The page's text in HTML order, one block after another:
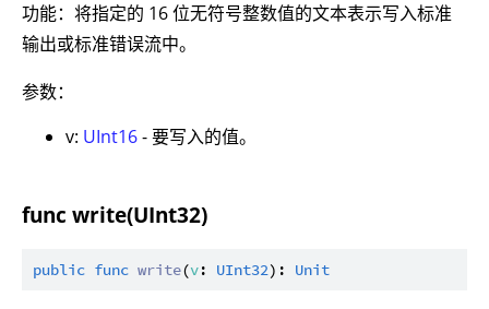
功能：将指定的 16 位无符号整数值的文本表示写入标准
输出或标准错误流中。
参数：
v: UInt16- 要写入的值。
func write(UInt32)
public func write(v: UInt32): Unit